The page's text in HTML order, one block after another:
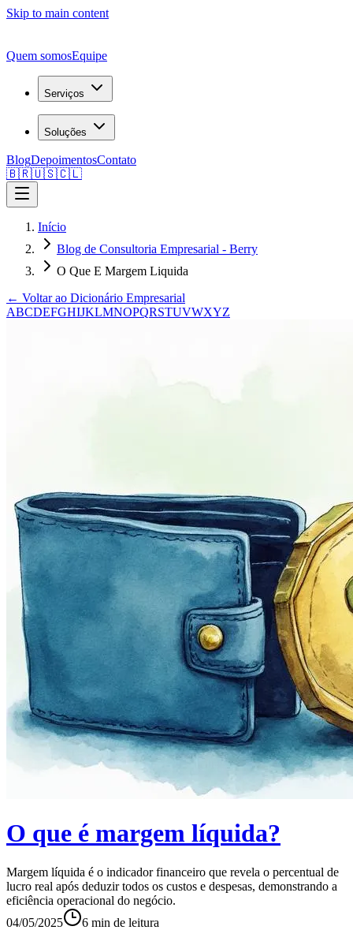
Skip to main content
Quem somosEquipe
Serviços
Soluções
BlogDepoimentosContato
🇧🇷🇺🇸🇨🇱
Início
Blog de Consultoria Empresarial - Berry
O Que E Margem Liquida
← Voltar ao Dicionário Empresarial
ABCDEFGHIJKLMNOPQRSTUVWXYZ
O que é margem líquida?
Margem líquida é o indicador financeiro que revela o percentual de
lucro real após deduzir todos os custos e despesas, demonstrando a
eficiência operacional do negócio.
04/05/2025
6 min de leitura